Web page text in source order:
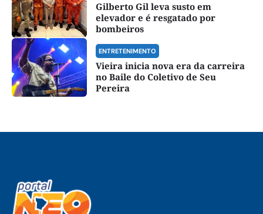
Gilberto Gil leva susto em
elevador e é resgatado por
bombeiros
ENTRETENIMENTO
Vieira inicia nova era da carreira
no Baile do Coletivo de Seu
Pereira